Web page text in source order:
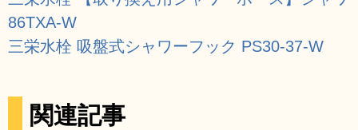
86TXA-W
三栄水栓 吸盤式シャワーフック PS30‐37‐W
関連記事